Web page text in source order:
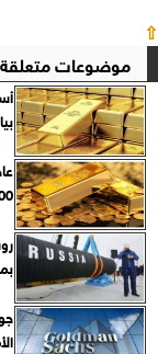
⇧
موضوعات متعلقة